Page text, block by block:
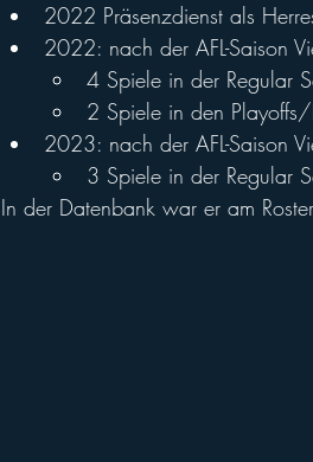
2022 Präsenzdienst als
2022: nach der AFL-Saison
4 Spiele in der Regular
2 Spiele in den
2023: nach der AFL-Saison
3 Spiele in der Regular
In der Datenbank war er am